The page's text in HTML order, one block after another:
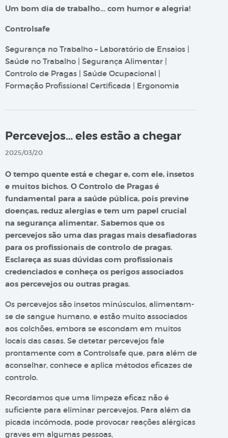
Um bom dia de trabalho… com humor e alegria!
Controlsafe
Segurança no Trabalho – Laboratório de Ensaios |
Saúde no Trabalho | Segurança Alimentar |
Controlo de Pragas | Saúde Ocupacional |
Formação Profissional Certificada | Ergonomia
Percevejos… eles estão a chegar
2025/03/20
O tempo quente está e chegar e, com ele, insetos
e muitos bichos. O Controlo de Pragas é
fundamental para a saúde pública, pois previne
doenças, reduz alergias e tem um papel crucial
na segurança alimentar. Sabemos que os
percevejos são uma das pragas mais desafiadoras
para os profissionais de controlo de pragas.
Esclareça as suas dúvidas com profissionais
credenciados e conheça os perigos associados
aos percevejos ou outras pragas.
Os percevejos são insetos minúsculos, alimentam-
se de sangue humano, e estão muito associados
aos colchões, embora se escondam em muitos
locais das casas. Se detetar percevejos fale
prontamente com a Controlsafe que, para além de
aconselhar, conhece e aplica métodos eficazes de
controlo.
Recordamos que uma limpeza eficaz não é
suficiente para eliminar percevejos. Para além da
picada incómoda, pode provocar reações alérgicas
graves em algumas pessoas.